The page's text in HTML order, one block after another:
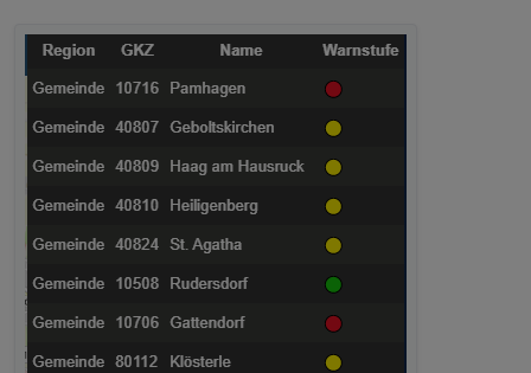
Du musst nur in jedem Skript ein anderes
Directory angeben.